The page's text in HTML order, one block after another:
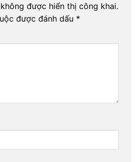
được hiển thị công khai.
được đánh dấu *